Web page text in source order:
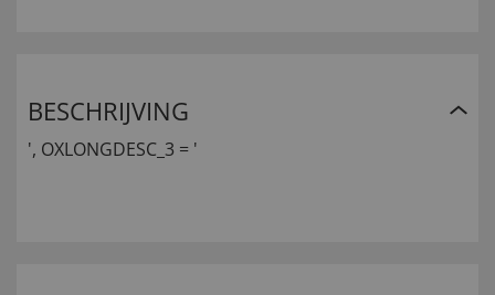
BESCHRIJVING
', OXLONGDESC_3 = '